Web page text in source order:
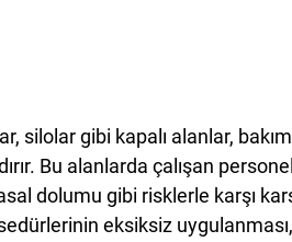
silolar gibi kapalı alanlar,
Bu alanlarda çalışan
dolumu gibi risklerle karşı
eksiksiz uygulanması